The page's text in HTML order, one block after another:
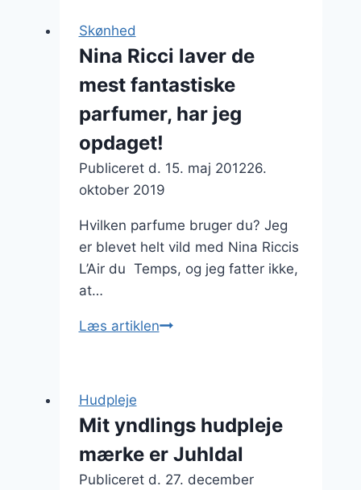
nye
silikonebryster
på
en
privatklinik
Skønhed
Nina Ricci laver de
mest fantastiske
parfumer, har jeg
opdaget!
Publiceret d. 15. maj 201226.
oktober 2019
Hvilken parfume bruger du? Jeg
er blevet helt vild med Nina Riccis
L’Air du Temps, og jeg fatter ikke,
at…
Læs artiklenNina
fantastiske
parfumer,
har
Hudpleje
Mit yndlings hudpleje
mærke er Juhldal
Publiceret d. 27. december